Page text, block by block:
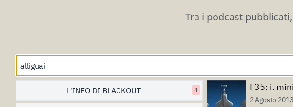
Tra i podcast
L'INFO DI BLACKOUT 4 F35: il
2 Agosto 2013